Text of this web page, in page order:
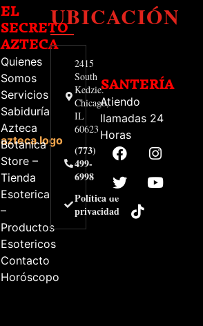
EL
SECRETO
AZTECA
Quienes
Somos
Servicios
Sabiduría
Azteca
Botanica
Store –
Tienda
Esoterica
–
Productos
Esotericos
Contacto
Horóscopo
UBICACIÓN
2415
South
Kedzie.
Chicago,
IL
60623
(773)
499-
6998
Política de
privacidad
SANTERÍA
Atiendo
llamadas 24
Horas